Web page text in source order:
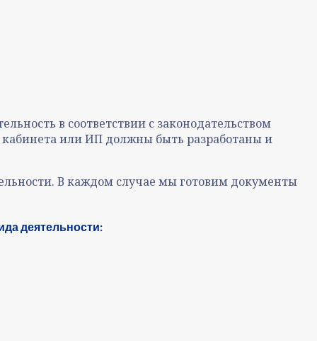
в соответствии с законодательством
кабинета или ИП должны быть разработаны и
В каждом случае мы готовим документы
деятельности: